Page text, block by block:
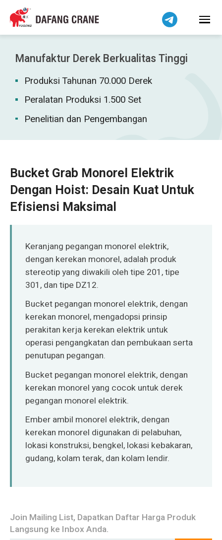
Manufaktur Derek Berkualitas Tinggi
Produksi Tahunan 70.000 Derek
Peralatan Produksi 1.500 Set
Penelitian dan Pengembangan
Bucket Grab Monorel Elektrik
Dengan Hoist: Desain Kuat Untuk
Efisiensi Maksimal
Keranjang pegangan monorel elektrik,
dengan kerekan monorel, adalah produk
stereotip yang diwakili oleh tipe 201, tipe
301, dan tipe DZ12.
Bucket pegangan monorel elektrik, dengan
kerekan monorel, mengadopsi prinsip
perakitan kerja kerekan elektrik untuk
operasi pengangkatan dan pembukaan serta
penutupan pegangan.
Bucket pegangan monorel elektrik, dengan
kerekan monorel yang cocok untuk derek
pegangan monorel elektrik.
Ember ambil monorel elektrik, dengan
kerekan monorel digunakan di pelabuhan,
lokasi konstruksi, bengkel, lokasi kebakaran,
gudang, kolam terak, dan kolam lendir.
Join Mailing List, Dapatkan Daftar Harga Produk
Langsung ke Inbox Anda.
हिन्दी
Bahasa Melayu
Tiếng Việt
简体中文
فارسی
Pilipino
اردو
Kiswahili
Dansk
Norsk
O‘zbekcha